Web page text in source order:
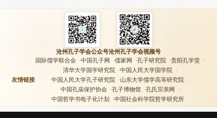
沧州孔子学会公众号沧州孔子学会视频号
友情链接
国际儒学联合会 中国孔子网 儒家网 孔子研究院
贵阳孔学堂
清华大学国学研究院
中国人民大学国学院
中国人民大学孔子研究院
山东大学儒学高等研究院
中国孔庙保护协会
孔子博物馆
孔氏宗亲网
中国哲学书电子化计划
中国社会科学院哲学研究所